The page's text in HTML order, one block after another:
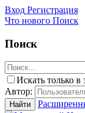
Вход Регистрация
Что нового Поиск
Поиск
Искать только в
Автор:
Найти